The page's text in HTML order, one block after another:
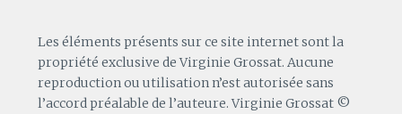
Les éléments présents sur ce site internet sont la
propriété exclusive de Virginie Grossat. Aucune
reproduction ou utilisation n’est autorisée sans
l’accord préalable de l’auteure. Virginie Grossat ©